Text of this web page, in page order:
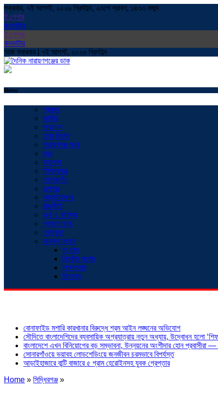
শুক্রবার, ৭ই আগস্ট, ২০২৬ খ্রিস্টাব্দ, ২৩শে শ্রাবণ, ১৪৩৩ বঙ্গাব্দ
ই পেপার
কনভাটার
ই পেপার
কনভাটার
আজ শুক্রবার | ৭ই আগস্ট, ২০২৬ খ্রিস্টাব্দ
Menu
প্রচ্ছদ
জাতীয়
সারাদেশ
ঢাকা বিভাগ
নারায়ণগঞ্জ সদর
বন্দর
ফতুল্লা
সিদ্ধিরগঞ্জ
সোনারগাঁও
রূপগঞ্জ
আড়াইহাজার
রাজনীতি
অর্থ ও বাণিজ্য
প্রবাসে ডাক
খেলাধুলা
অনন্যা সংবাদ
সংগঠন
নিখোঁজ সংবাদ
সাক্ষাৎকার
বিনোদন
বোনাফাইড মশারি কারখানার বিরুদ্ধে শ্রম আইন লঙ্ঘনের অভিযোগ
সৌদিতে বাংলাদেশিদের ব্যবসায়িক অগ্রযাত্রায় নতুন অধ্যায়, উদ্বোধন হলো ‘শিফা
বাংলাদেশে এখন বিনিয়োগের বড় সম্ভাবনা, উন্নয়নের অংশীদার হোন প্রবাসীরা
সোনারগাঁওয়ে ভয়াবহ লোডশেডিংয়ে জনজীবন চরমভাবে বিপর্যস্ত
আড়াইহাজারে বান্টি বাজারে ৫ গ্রাম হেরোইনসহ যুবক গ্রেপ্তার
Home » সিদ্ধিরগঞ্জ »